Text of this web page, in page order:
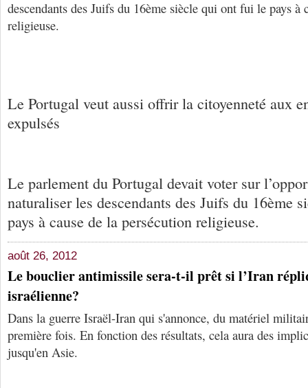
descendants des Juifs du 16ème siècle qui ont fui le pays à
religieuse.
Le Portugal veut aussi offrir la citoyenneté aux
expulsés
Le parlement du Portugal devait voter sur
naturaliser les descendants des Juifs du 16ème
pays à cause de la persécution religieuse.
août 26, 2012
Le bouclier antimissile sera-t-il prêt si l’Iran
israélienne?
Dans la guerre Israël-Iran qui s'annonce, du matériel
première fois. En fonction des résultats, cela aura des
jusqu'en Asie.